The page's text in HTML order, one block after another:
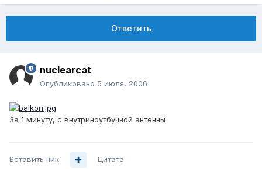
Ответить
nuclearcat
Опубликовано 5 июля, 2006
За 1 минуту, с внутриноутбучной антенны
Вставить ник Цитата